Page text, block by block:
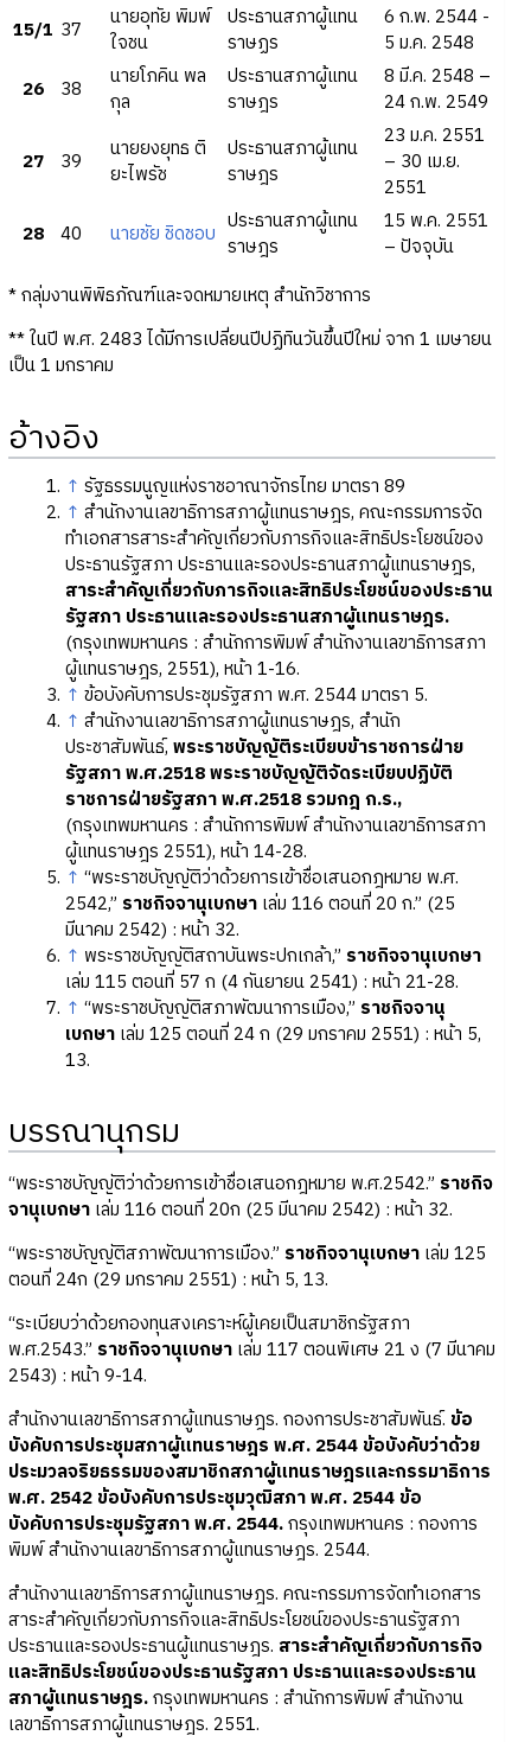
15/1 37
นายอุทัย พิมพ์
ใจชน
ประธานสภาผู้แทน
ราษฏร
6 ก.พ. 2544 -
5 ม.ค. 2548
26
38
นายโภคิน พล
กุล
ประธานสภาผู้แทน
ราษฎร
8 มี.ค. 2548 –
24 ก.พ. 2549
27
39
นายยงยุทธ ติ
ยะไพรัช
ประธานสภาผู้แทน
ราษฎร
23 ม.ค. 2551
– 30 เม.ย.
2551
28 40 นายชัย ชิดชอบ ประธานสภาผู้แทน
ราษฎร
15 พ.ค. 2551
– ปัจจุบัน
* กลุ่มงานพิพิธภัณฑ์และจดหมายเหตุ สำนักวิชาการ
** ในปี พ.ศ. 2483 ได้มีการเปลี่ยนปีปฏิทินวันขึ้นปีใหม่ จาก 1 เมษายน
เป็น 1 มกราคม
อ้างอิง
↑ รัฐธรรมนูญแห่งราชอาณาจักรไทย มาตรา 89
↑ สำนักงานเลขาธิการสภาผู้แทนราษฎร, คณะกรรมการจัด
ทำเอกสารสาระสำคัญเกี่ยวกับภารกิจและสิทธิประโยชน์ของ
ประธานรัฐสภา ประธานและรองประธานสภาผู้แทนราษฎร,
สาระสำคัญเกี่ยวกับภารกิจและสิทธิประโยชน์ของประธาน
รัฐสภา ประธานและรองประธานสภาผู้แทนราษฎร.
(กรุงเทพมหานคร : สำนักการพิมพ์ สำนักงานเลขาธิการสภา
ผู้แทนราษฎร, 2551), หน้า 1-16.
↑ ข้อบังคับการประชุมรัฐสภา พ.ศ. 2544 มาตรา 5.
↑ สำนักงานเลขาธิการสภาผู้แทนราษฎร, สำนัก
ประชาสัมพันธ์,พระราชบัญญัติระเบียบข้าราชการฝ่าย
รัฐสภา พ.ศ.2518 พระราชบัญญัติจัดระเบียบปฏิบัติ
ราชการฝ่ายรัฐสภา พ.ศ.2518 รวมกฎ ก.ร.,
(กรุงเทพมหานคร : สำนักการพิมพ์ สำนักงานเลขาธิการสภา
ผู้แทนราษฎร 2551), หน้า 14-28.
↑ “พระราชบัญญัติว่าด้วยการเข้าชื่อเสนอกฎหมาย พ.ศ.
2542,” ราชกิจจานุเบกษา เล่ม 116 ตอนที่ 20 ก.” (25
มีนาคม 2542) : หน้า 32.
↑ พระราชบัญญัติสถาบันพระปกเกล้า,” ราชกิจจานุเบกษา
เล่ม 115 ตอนที่ 57 ก (4 กันยายน 2541) : หน้า 21-28.
↑ “พระราชบัญญัติสภาพัฒนาการเมือง,” ราชกิจจานุ
เบกษา เล่ม 125 ตอนที่ 24 ก (29 มกราคม 2551) : หน้า 5,
13.
บรรณานุกรม
“พระราชบัญญัติว่าด้วยการเข้าชื่อเสนอกฎหมาย พ.ศ.2542.” ราชกิจ
จานุเบกษาเล่ม 116 ตอนที่ 20ก (25 มีนาคม 2542) : หน้า 32.
“พระราชบัญญัติสภาพัฒนาการเมือง.” ราชกิจจานุเบกษาเล่ม 125
ตอนที่ 24ก (29 มกราคม 2551) : หน้า 5, 13.
“ระเบียบว่าด้วยกองทุนสงเคราะห์ผู้เคยเป็นสมาชิกรัฐสภา
พ.ศ.2543.” ราชกิจจานุเบกษาเล่ม 117 ตอนพิเศษ 21 ง (7 มีนาคม
2543) : หน้า 9-14.
สำนักงานเลขาธิการสภาผู้แทนราษฎร. กองการประชาสัมพันธ์. ข้อ
บังคับการประชุมสภาผู้แทนราษฎร พ.ศ. 2544 ข้อบังคับว่าด้วย
ประมวลจริยธรรมของสมาชิกสภาผู้แทนราษฎรและกรรมาธิการ
พ.ศ. 2542 ข้อบังคับการประชุมวุฒิสภา พ.ศ. 2544 ข้อ
บังคับการประชุมรัฐสภา พ.ศ. 2544.กรุงเทพมหานคร : กองการ
พิมพ์ สำนักงานเลขาธิการสภาผู้แทนราษฎร. 2544.
สำนักงานเลขาธิการสภาผู้แทนราษฎร. คณะกรรมการจัดทำเอกสาร
สาระสำคัญเกี่ยวกับภารกิจและสิทธิประโยชน์ของประธานรัฐสภา
ประธานและรองประธานผู้แทนราษฎร. สาระสำคัญเกี่ยวกับภารกิจ
และสิทธิประโยชน์ของประธานรัฐสภา ประธานและรองประธาน
สภาผู้แทนราษฎร.กรุงเทพมหานคร : สำนักการพิมพ์ สำนักงาน
เลขาธิการสภาผู้แทนราษฎร. 2551.